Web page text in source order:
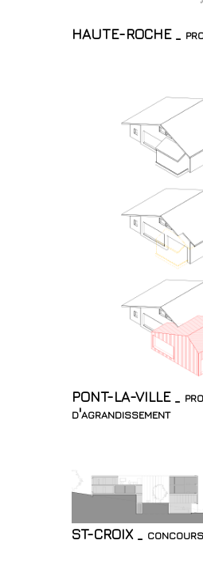
HAUTE-ROCHE _
PONT-LA-VILLE _
d'agrandissement
ST-CROIX _ concours